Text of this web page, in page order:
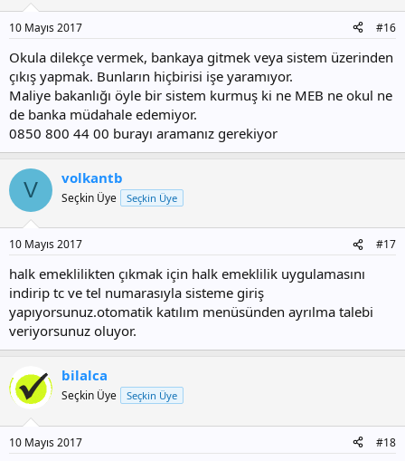
10 Mayıs 2017 #16
Okula dilekçe vermek, bankaya gitmek veya sistem üzerinden
çıkış yapmak. Bunların hiçbirisi işe yaramıyor.
Maliye bakanlığı öyle bir sistem kurmuş ki ne MEB ne okul ne
de banka müdahale edemiyor.
0850 800 44 00 burayı aramanız gerekiyor
V volkantb
Seçkin Üye Seçkin Üye
10 Mayıs 2017 #17
halk emeklilikten çıkmak için halk emeklilik uygulamasını
indirip tc ve tel numarasıyla sisteme giriş
yapıyorsunuz.otomatik katılım menüsünden ayrılma talebi
veriyorsunuz oluyor.
bilalca
Seçkin Üye Seçkin Üye
10 Mayıs 2017 #18